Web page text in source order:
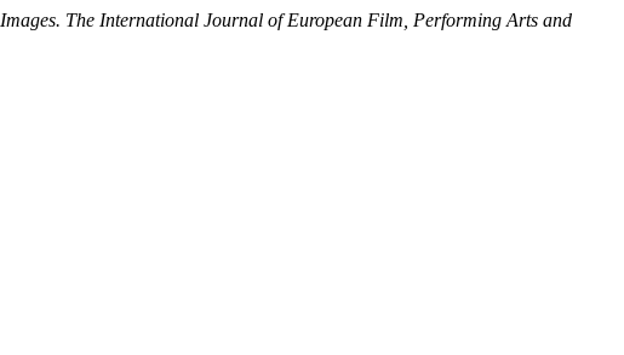
Images. The International Journal of European Film, Performing Arts and